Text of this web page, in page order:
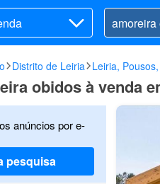
Distrito de Leiria Leiria,
obidos à venda
anúncios por e-
pesquisa